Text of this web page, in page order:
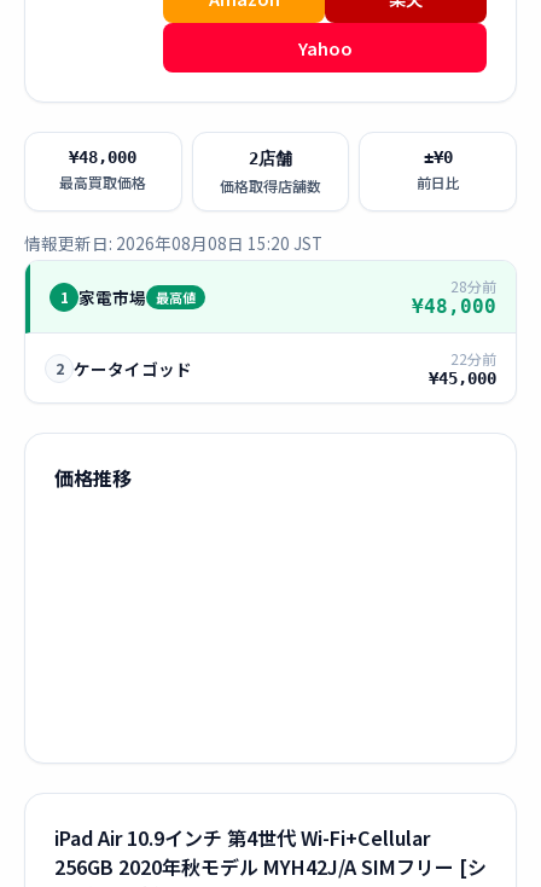
Yahoo
¥48,000
最高買取価格
2店舗
価格取得店舗数
±¥0
前日比
情報更新日: 2026年08月08日 15:20 JST
1 家電市場 最高値
28分前
¥48,000
2 ケータイゴッド 22分前
¥45,000
価格推移
iPad Air 10.9インチ 第4世代 Wi-Fi+Cellular
256GB 2020年秋モデル MYH42J/A SIMフリー [シ